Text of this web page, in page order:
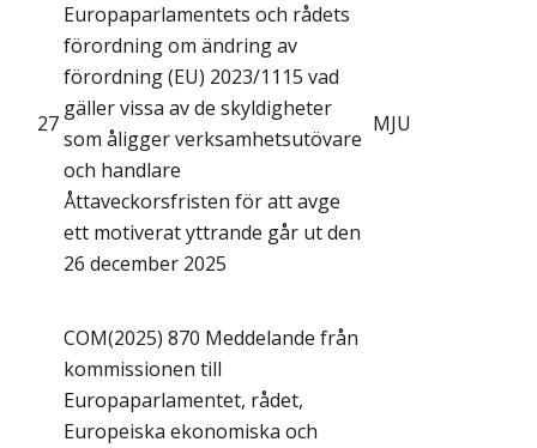
27
Europaparlamentets och rådets
förordning om ändring av
förordning (EU) 2023/1115 vad
gäller vissa av de skyldigheter
som åligger verksamhetsutövare
och handlare
Åttaveckorsfristen för att avge
ett motiverat yttrande går ut den
26 december 2025
MJU
COM(2025) 870 Meddelande från
kommissionen till
Europaparlamentet, rådet,
Europeiska ekonomiska och